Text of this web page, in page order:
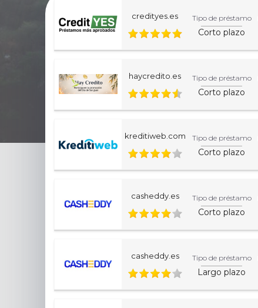
credityes.es Tipo de préstamo
Corto plazo
haycredito.es Tipo de préstamo
Corto plazo
kreditiweb.com Tipo de préstamo
Corto plazo
casheddy.es Tipo de préstamo
Corto plazo
casheddy.es Tipo de préstamo
Largo plazo